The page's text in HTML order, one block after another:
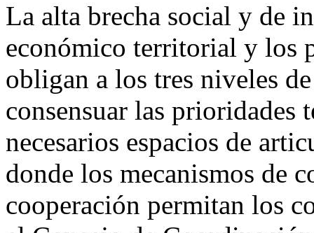
La alta brecha social y de
económico territorial y los
obligan a los tres niveles
consensuar las prioridades
necesarios espacios de
donde los mecanismos de
cooperación permitan los